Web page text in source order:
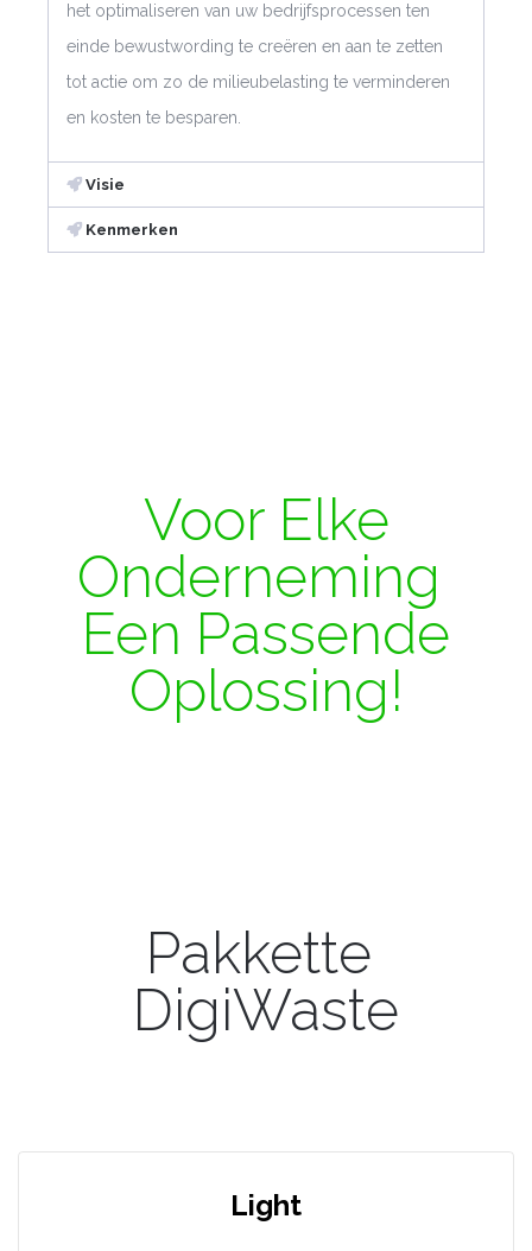
het optimaliseren van uw bedrijfsprocessen ten
einde bewustwording te creëren en aan te zetten
tot actie om zo de milieubelasting te verminderen
en kosten te besparen.
Visie
Kenmerken
Voor Elke
Onderneming
Een Passende
Oplossing!
Pakkette
DigiWaste
Light